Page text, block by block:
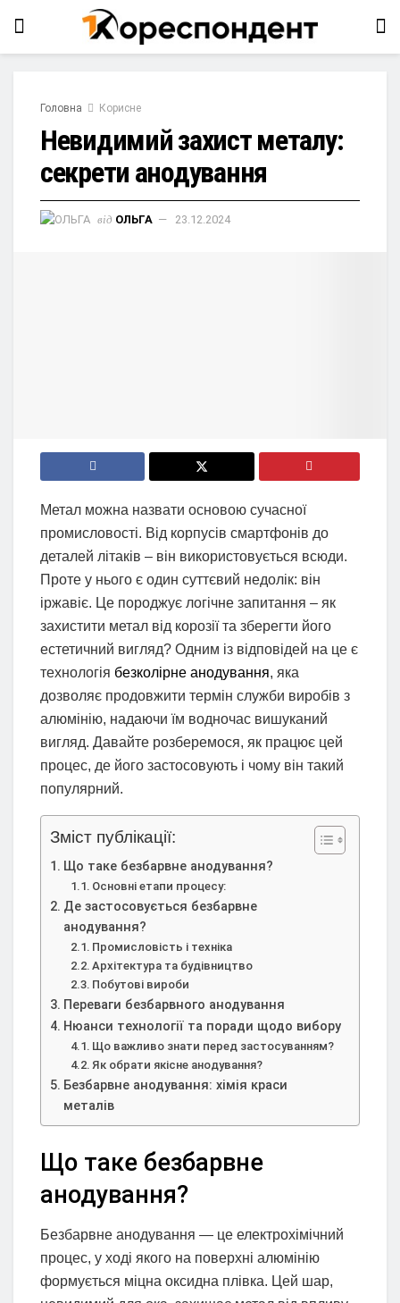
Головна Корисне
Невидимий захист металу:
секрети анодування
від ОЛЬГА 23.12.2024
Метал можна назвати основою сучасної
промисловості. Від корпусів смартфонів до
деталей літаків – він використовується всюди.
Проте у нього є один суттєвий недолік: він
іржавіє. Це породжує логічне запитання – як
захистити метал від корозії та зберегти його
естетичний вигляд? Одним із відповідей на це є
технологія безколірне анодування, яка
дозволяє продовжити термін служби виробів з
алюмінію, надаючи їм водночас вишуканий
вигляд. Давайте розберемося, як працює цей
процес, де його застосовують і чому він такий
популярний.
Зміст публікації:
Що таке безбарвне анодування?
Основні етапи процесу:
Де застосовується безбарвне
анодування?
Промисловість і техніка
Архітектура та будівництво
Побутові вироби
Переваги безбарвного анодування
Нюанси технології та поради щодо вибору
Що важливо знати перед застосуванням?
Як обрати якісне анодування?
Безбарвне анодування: хімія краси
металів
Що таке безбарвне
анодування?
Безбарвне анодування — це електрохімічний
процес, у ході якого на поверхні алюмінію
формується міцна оксидна плівка. Цей шар,